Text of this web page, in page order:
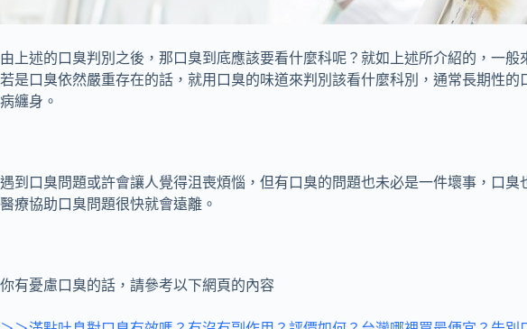
由上述的口臭判別之後，那口臭到底應該要看什麼科呢？就如上述所介紹的，一
若是口臭依然嚴重存在的話，就用口臭的味道來判別該看什麼科別，通常長期性
病纏身。
遇到口臭問題或許會讓人覺得沮喪煩惱，但有口臭的問題也未必是一件壞事，口
醫療協助口臭問題很快就會遠離。
你有憂慮口臭的話，請參考以下網頁的內容